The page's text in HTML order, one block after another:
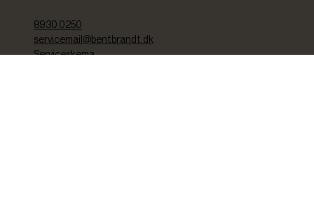
8930 0250
servicemail@bentbrandt.dk
Serviceskema